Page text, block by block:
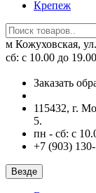
Крепеж
м Кожуховская,
сб: с 10.00 до 19.00
Заказать
115432, г.
5.
пн - сб: с
+7 (903)
Везде